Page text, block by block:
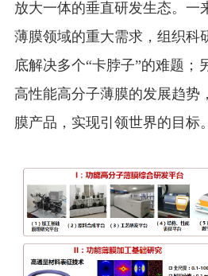
放大一体的垂直研发生态。一
薄膜领域的重大需求，组织科
底解决多个“卡脖子”的难题；
高性能高分子薄膜的发展趋势
膜产品，实现引领世界的目标。